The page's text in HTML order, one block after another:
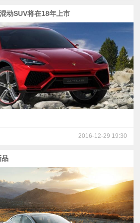
动SUV将在18年上市
2016-12-29 19:30
品